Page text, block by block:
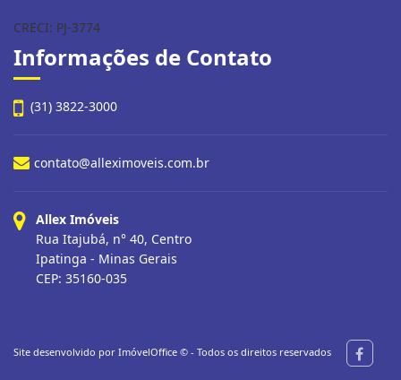
CRECI: PJ-3774
Informações de Contato
(31) 3822-3000
contato@alleximoveis.com.br
Allex Imóveis
Rua Itajubá, n° 40, Centro
Ipatinga - Minas Gerais
CEP: 35160-035
Site desenvolvido por ImóvelOffice © - Todos os direitos reservados